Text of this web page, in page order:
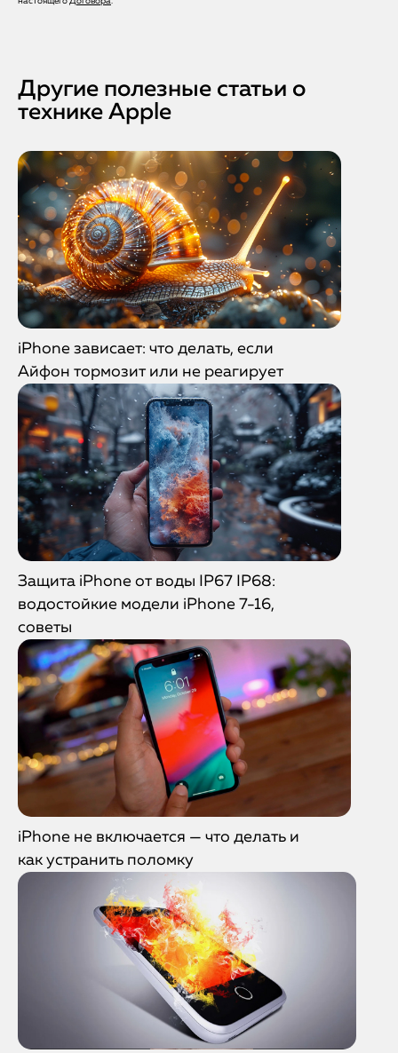
Другие полезные статьи о
технике Apple
iPhone зависает: что делать, если
Айфон тормозит или не реагирует
Защита iPhone от воды IP67 IP68:
водостойкие модели iPhone 7-16,
советы
iPhone не включается — что делать и
как устранить поломку